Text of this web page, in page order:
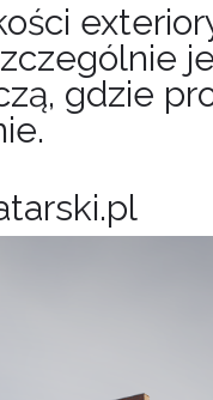
gdzie